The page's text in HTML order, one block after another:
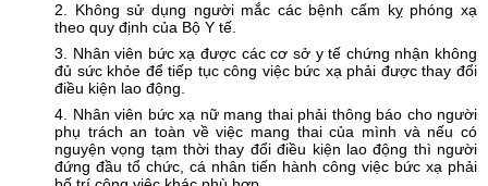
2. Không sử dụng người mắc các bệnh cấm kỵ phóng xạ
theo quy định của Bộ Y tế.
3. Nhân viên bức xạ được các cơ sở y tế chứng nhận không
đủ sức khỏe để tiếp tục công việc bức xạ phải được thay đổi
điều kiện lao động.
4. Nhân viên bức xạ nữ mang thai phải thông báo cho người
phụ trách an toàn về việc mang thai của mình và nếu có
nguyện vọng tạm thời thay đổi điều kiện lao động thì người
đứng đầu tổ chức, cá nhân tiến hành công việc bức xạ phải